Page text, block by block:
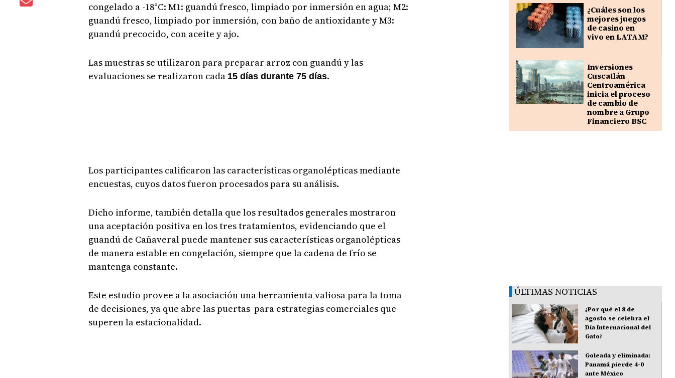
congelado a -18°C: M1: guandú fresco, limpiado por inmersión en agua; M2:
guandú fresco, limpiado por inmersión, con baño de antioxidante y M3:
guandú precocido, con aceite y ajo.
Las muestras se utilizaron para preparar arroz con guandú y las
evaluaciones se realizaron cada 15 días durante 75 días.
Los participantes calificaron las características organolépticas mediante
encuestas, cuyos datos fueron procesados para su análisis.
Dicho informe, también detalla que los resultados generales mostraron
una aceptación positiva en los tres tratamientos, evidenciando que el
guandú de Cañaveral puede mantener sus características organolépticas
de manera estable en congelación, siempre que la cadena de frío se
mantenga constante.
Este estudio provee a la asociación una herramienta valiosa para la toma
de decisiones, ya que abre las puertas para estrategias comerciales que
superen la estacionalidad.
¿Cuáles son los
mejores juegos
de casino en
vivo en LATAM?
Inversiones
Cuscatlán
Centroamérica
inicia el proceso
de cambio de
nombre a Grupo
Financiero BSC
ÚLTIMAS NOTICIAS
¿Por qué el 8 de
agosto se celebra el
Día Internacional del
Gato?
Goleada y eliminada:
Panamá pierde 4-0
ante México